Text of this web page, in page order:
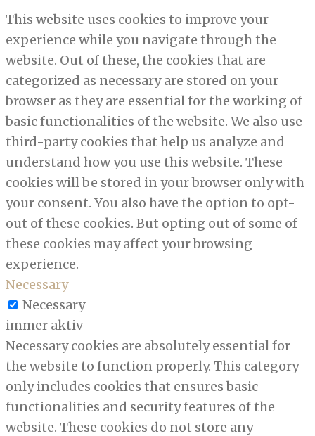
This website uses cookies to improve your
experience while you navigate through the
website. Out of these, the cookies that are
categorized as necessary are stored on your
browser as they are essential for the working of
basic functionalities of the website. We also use
third-party cookies that help us analyze and
understand how you use this website. These
cookies will be stored in your browser only with
your consent. You also have the option to opt-
out of these cookies. But opting out of some of
these cookies may affect your browsing
experience.
Necessary
Necessary
immer aktiv
Necessary cookies are absolutely essential for
the website to function properly. This category
only includes cookies that ensures basic
functionalities and security features of the
website. These cookies do not store any